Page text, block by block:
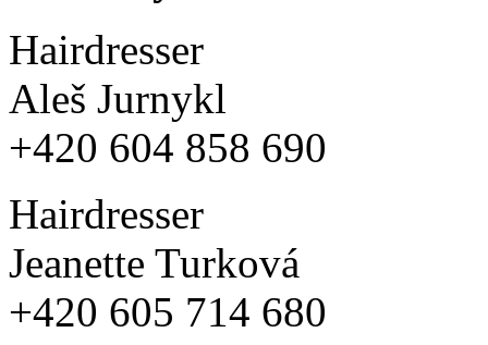
Hairdresser
Aleš Jurnykl
+420 604 858 690
Hairdresser
Jeanette Turková
+420 605 714 680